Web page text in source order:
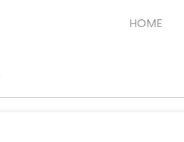
HOME